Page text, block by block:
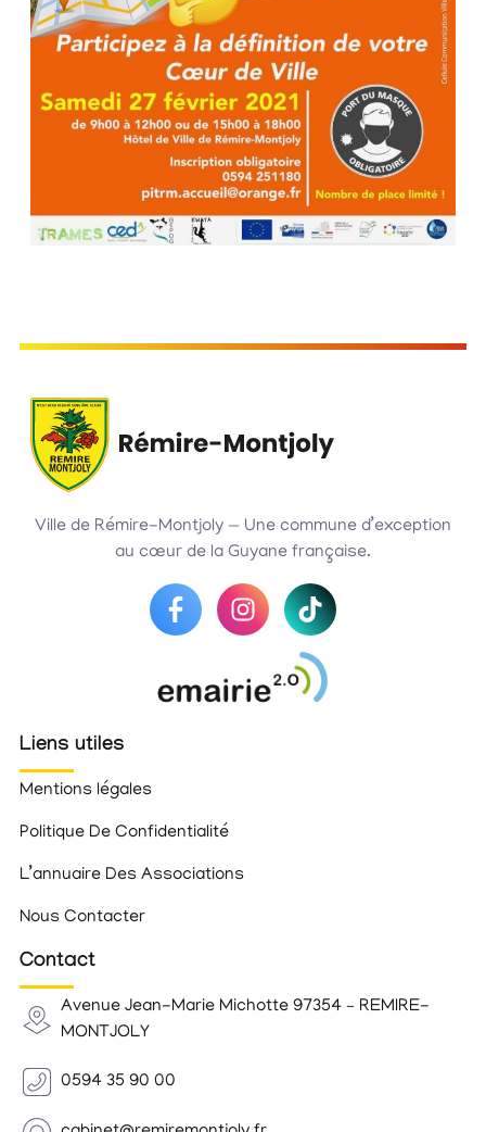
Ville de Rémire-Montjoly — Une commune d’exception
au cœur de la Guyane française.
Liens utiles
Mentions légales
Politique De Confidentialité
L’annuaire Des Associations
Nous Contacter
Contact
Avenue Jean-Marie Michotte 97354 – REMIRE-
MONTJOLY
0594 35 90 00